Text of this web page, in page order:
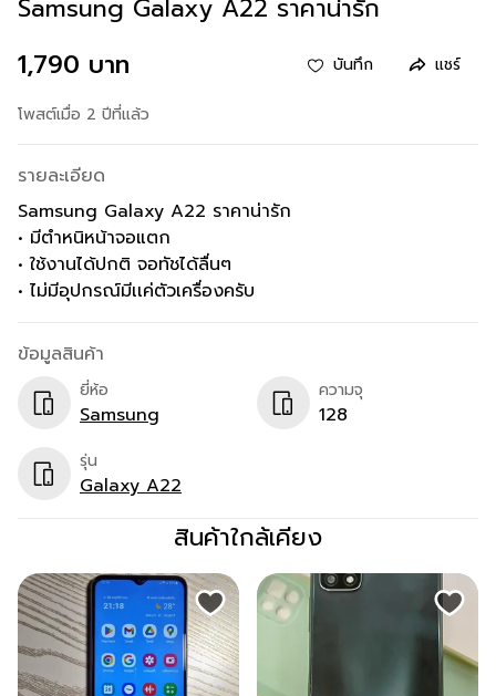
Samsung Galaxy A22 ราคาน่ารัก
1,790 บาท
บันทึก แชร์
โพสต์เมื่อ 2 ปีที่แล้ว
รายละเอียด
Samsung Galaxy A22 ราคาน่ารัก
• มีตำหนิหน้าจอแตก
• ใช้งานได้ปกติ จอทัชได้ลื่นๆ
• ไม่มีอุปกรณ์มีเเค่ตัวเครื่องครับ
ข้อมูลสินค้า
ยี่ห้อ
Samsung
ความจุ
128
รุ่น
Galaxy A22
สินค้าใกล้เคียง